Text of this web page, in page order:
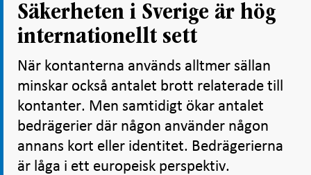
Säkerheten i Sverige är hög
internationellt sett
När kontanterna används alltmer sällan
minskar också antalet brott relaterade till
kontanter. Men samtidigt ökar antalet
bedrägerier där någon använder någon
annans kort eller identitet. Bedrägerierna
är låga i ett europeisk perspektiv.